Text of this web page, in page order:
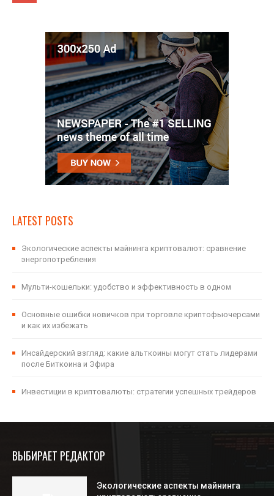
LATEST POSTS
Экологические аспекты майнинга криптовалют: сравнение
энергопотребления
Мульти-кошельки: удобство и эффективность в одном
Основные ошибки новичков при торговле криптофьючерсами
и как их избежать
Инсайдерский взгляд: какие альткоины могут стать лидерами
после Биткоина и Эфира
Инвестиции в криптовалюты: стратегии успешных трейдеров
ВЫБИРАЕТ РЕДАКТОР
Экологические аспекты майнинга